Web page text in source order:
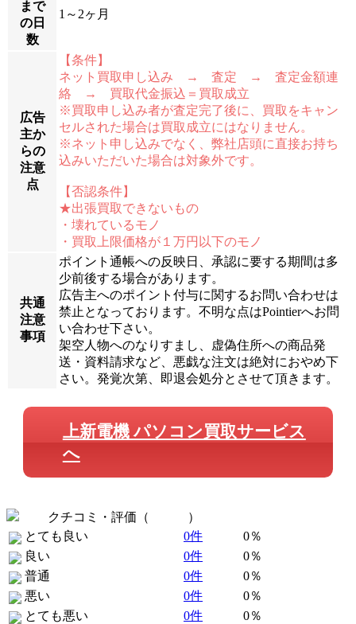
まで
の日
数
1～2ヶ月
広告
主か
らの
注意
点
【条件】
ネット買取申し込み → 査定 → 査定金額連
絡 → 買取代金振込＝買取成立
※買取申し込み者が査定完了後に、買取をキャン
セルされた場合は買取成立にはなりません。
※ネット申し込みでなく、弊社店頭に直接お持ち
込みいただいた場合は対象外です。
【否認条件】
★出張買取できないもの
・壊れているモノ
・買取上限価格が１万円以下のモノ
共通
注意
事項
ポイント通帳への反映日、承認に要する期間は多
少前後する場合があります。
広告主へのポイント付与に関するお問い合わせは
禁止となっております。不明な点はPointierへお問
い合わせ下さい。
架空人物へのなりすまし、虚偽住所への商品発
送・資料請求など、悪戯な注文は絶対におやめ下
さい。発覚次第、即退会処分とさせて頂きます。
上新電機 パソコン買取サービス
へ
クチコミ・評価（
）
とても良い
0件
0％
良い
0件
0％
普通
0件
0％
悪い
0件
0％
とても悪い
0件
0％